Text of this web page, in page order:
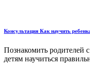
Консультация Как научить
Познакомить
детям научиться